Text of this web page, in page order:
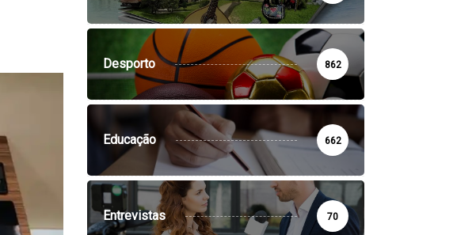
Desporto 862
Educação 662
Entrevistas 70